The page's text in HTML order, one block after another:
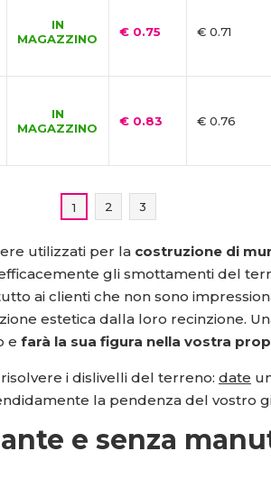
IN
MAGAZZINO
€ 0.75 € 0.71
IN
MAGAZZINO
€ 0.83 € 0.76
1 2 3
utilizzati per lacostruzione di
gli smottamenti del
ai clienti che non sono
estetica dalla loro recinzione.
e farà la sua figura nella vostra
i dislivelli del terreno: date
la pendenza del vostro
e senza